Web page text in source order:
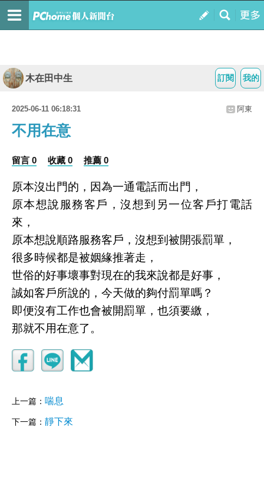
我的
訂閱
木在田中生
2025-06-11 06:18:31 阿東
不用在意
留言 0 收藏 0 推薦 0
原本沒出門的，因為一通電話而出門，
原本想說服務客戶，沒想到另一位客戶打電話
來，
原本想說順路服務客戶，沒想到被開張罰單，
很多時候都是被姻緣推著走，
世俗的好事壞事對現在的我來說都是好事，
誠如客戶所說的，今天做的夠付罰單嗎？
即便沒有工作也會被開罰單，也須要繳，
那就不用在意了。
上一篇： 喘息
下一篇： 靜下來